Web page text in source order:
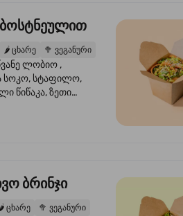
🌶️ ცხარე 🥦 ვეგანური
ლობიო ,
სოკო, სტაფილო,
წიწაკა, ზეთი
ბრინჯი
🌶️ ცხარე 🥦 ვეგანური